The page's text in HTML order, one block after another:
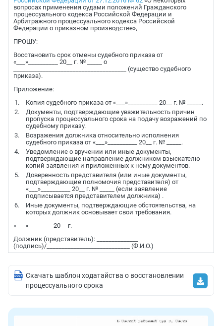
вопросах применения судами положений Гражданского
процессуального кодекса Российской Федерации и
Арбитражного процессуального кодекса Российской
Федерации о приказном производстве»,
ПРОШУ:
Восстановить срок отмены судебного приказа от
«___»__________ 20__ г. № _____ о
______________________________________ (существо судебного
приказа).
Приложение:
Копия судебного приказа от «___»__________ 20__ г. № _____.
Документы, подтверждающие уважительность причин
пропуска процессуального срока на подачу возражений по
судебному приказу.
Возражения должника относительно исполнения
судебного приказа от «___»__________ 20__ г. № _____.
Уведомление о вручении или иные документы,
подтверждающие направление должником взыскателю
копий заявления и приложенных к нему документов.
Доверенность представителя (или иные документы,
подтверждающие полномочия представителя) от
«___»__________ 20__ г. № _____ (если заявление
подписывается представителем должника) .
Иные документы, подтверждающие обстоятельства, на
которых должник основывает свои требования.
«___»________ 20__ г.
Должник (представитель): ______________
(подпись)/____________________________ (Ф.И.О.)
Скачать шаблон ходатайства о восстановлении
процессуального срока